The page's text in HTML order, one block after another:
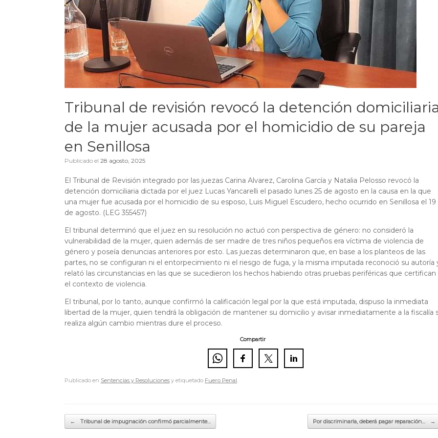
Tribunal de revisión revocó la detención
de la mujer acusada por el homicidio de su pareja
en Senillosa
Publicado el 28 agosto, 2025
El Tribunal de Revisión integrado por las juezas Carina Alvarez, Carolina García y Natalia Pelosso revocó la
detención domiciliaria dictada por el juez Lucas Yancarelli el pasado lunes 25 de agosto en la causa en la que
una mujer fue acusada por el homicidio de su esposo, Luis Miguel Escudero, hecho ocurrido en Senillosa el 19
de agosto. (LEG 355457)
El tribunal determinó que el juez en su resolución no actuó con perspectiva de género: no consideró la
vulnerabilidad de la mujer, quien además de ser madre de tres niños pequeños era víctima de violencia de
género y poseía denuncias anteriores por esto. Las juezas determinaron que, en base a los planteos de las
partes, no se configuran ni el entorpecimiento ni el riesgo de fuga, y la misma imputada reconoció su autoría
relató las circunstancias en las que se sucedieron los hechos habiendo otras pruebas periféricas que certifican
el contexto de violencia.
El tribunal, por lo tanto, aunque confirmó la calificación legal por la que está imputada, dispuso la inmediata
libertad de la mujer, quien tendrá la obligación de mantener su domicilio y avisar inmediatamente a la fiscalía
realiza algún cambio mientras dure el proceso.
Compartir
Publicado en Sentencias y Resoluciones y etiquetado Fuero Penal
Navegador de artículos
← Tribunal de impugnación confirmó parcialmente… Por discriminarla, deberá pagar reparación… →